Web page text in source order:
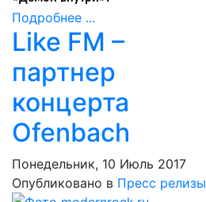
Подробнее ...
Like FM –
партнер
концерта
Ofenbach
Понедельник, 10 Июль 2017
Опубликовано в Пресс релизы